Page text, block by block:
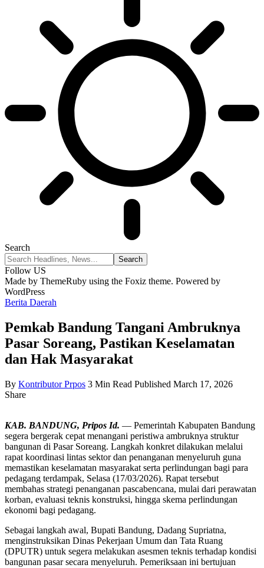
Search
Follow US
Made by ThemeRuby using the Foxiz theme. Powered by
WordPress
Berita Daerah
Pemkab Bandung Tangani Ambruknya
Pasar Soreang, Pastikan Keselamatan
dan Hak Masyarakat
By Kontributor Prpos 3 Min Read Published March 17, 2026
Share
KAB. BANDUNG, Pripos Id. — Pemerintah Kabupaten Bandung
segera bergerak cepat menangani peristiwa ambruknya struktur
bangunan di Pasar Soreang. Langkah konkret dilakukan melalui
rapat koordinasi lintas sektor dan penanganan menyeluruh guna
memastikan keselamatan masyarakat serta perlindungan bagi para
pedagang terdampak, Selasa (17/03/2026). Rapat tersebut
membahas strategi penanganan pascabencana, mulai dari perawatan
korban, evaluasi teknis konstruksi, hingga skema perlindungan
ekonomi bagi pedagang.
Sebagai langkah awal, Bupati Bandung, Dadang Supriatna,
menginstruksikan Dinas Pekerjaan Umum dan Tata Ruang
(DPUTR) untuk segera melakukan asesmen teknis terhadap kondisi
bangunan pasar secara menyeluruh. Pemeriksaan ini bertujuan